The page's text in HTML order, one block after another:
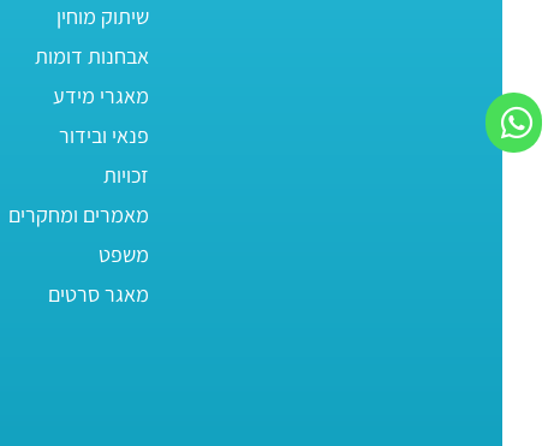
שיתוק מוחין
אבחנות דומות
מאגרי מידע
פנאי ובידור
זכויות
מאמרים ומחקרים
משפט
מאגר סרטים